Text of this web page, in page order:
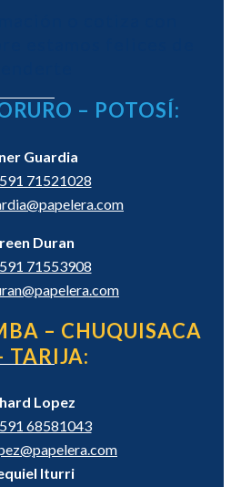
– POTOSÍ:
Guardia
71521028
Duran
71553908
– CHUQUISACA
TARIJA:
Lopez
68581043
Iturri